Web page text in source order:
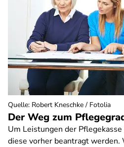
Der Weg zum
Um Leistungen der
diese vorher beantragt
Quelle: Robert Kneschke / Fotolia